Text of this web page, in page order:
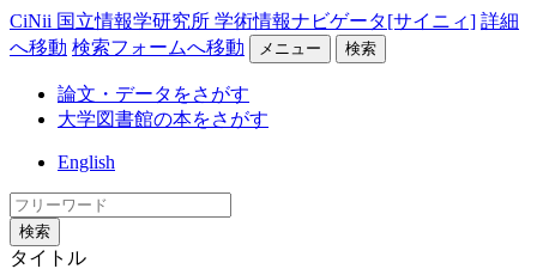
CiNii 国立情報学研究所 学術情報ナビゲータ[サイニィ] 詳細
へ移動 検索フォームへ移動 メニュー 検索
論文・データをさがす
大学図書館の本をさがす
English
検索
タイトル